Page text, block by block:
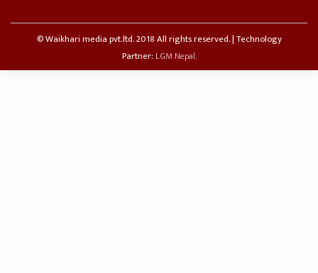
© Waikhari media pvt.ltd. 2018 All rights reserved. | Technology
Partner: LGM Nepal.